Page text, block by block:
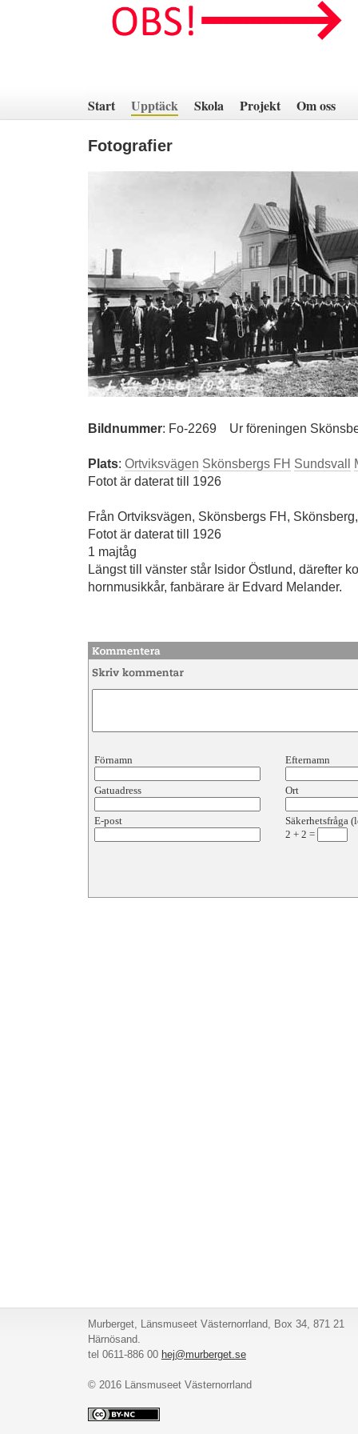
innehåll
Start Upptäck Skola Projekt Om oss
Fotografier
Bildnummer: Fo-2269 Ur föreningen
Plats: Ortviksvägen Skönsbergs FH Sundsvall
Fotot är daterat till 1926
Från Ortviksvägen, Skönsbergs FH,
Fotot är daterat till 1926
1 majtåg
Längst till vänster står Isidor Östlund, därefter
hornmusikkår, fanbärare är Edvard Melander.
Förnamn Efternamn
Gatuadress Ort
E-post
Säkerhetsfråga
2 + 2 =
Murberget, Länsmuseet Västernorrland, Box 34, 871 21
Härnösand.
tel 0611-886 00 hej@murberget.se
© 2016 Länsmuseet Västernorrland